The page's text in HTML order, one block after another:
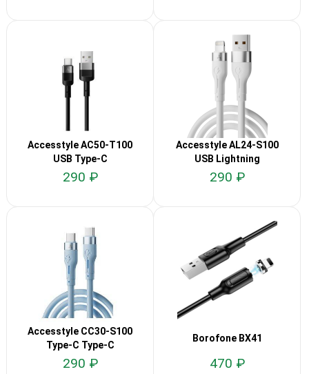
Accesstyle AC50-T100
USB Type-C
290 ₽
Accesstyle AL24-S100
USB Lightning
290 ₽
Accesstyle CC30-S100
Type-C Type-C
290 ₽
Borofone BX41
470 ₽